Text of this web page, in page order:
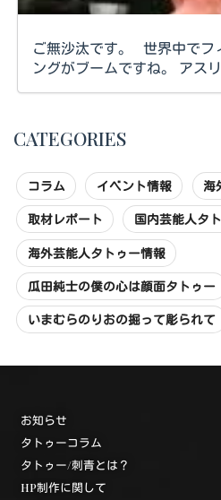
ご無沙汰です。 世界中でフィットネスやトレーニ
ングがブームですね。
CATEGORIES
コラム イベント情報 海
取材レポート 国内芸能人タ
海外芸能人タトゥー情報
瓜田純士の僕の心は顔面タトゥー
いまむらのりおの掘って彫られて
お知らせ
タトゥーコラム
タトゥー/刺青とは？
HP制作に関して